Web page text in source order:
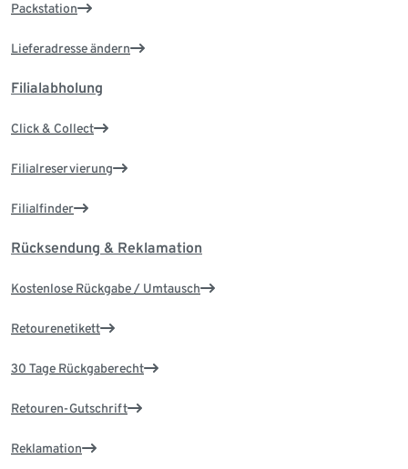
Packstation
Lieferadresse ändern
Filialabholung
Click & Collect
Filialreservierung
Filialfinder
Rücksendung & Reklamation
Kostenlose Rückgabe / Umtausch
Retourenetikett
30 Tage Rückgaberecht
Retouren-Gutschrift
Reklamation